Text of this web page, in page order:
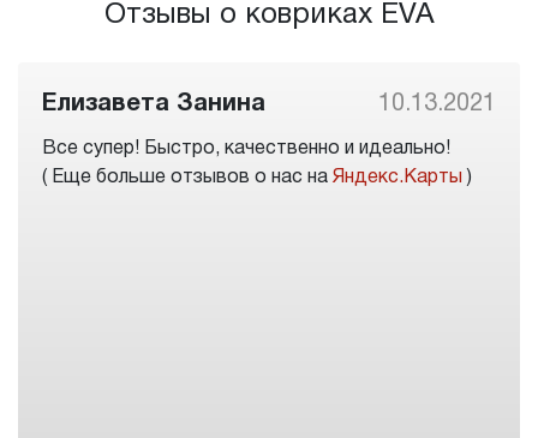
Отзывы о ковриках EVA
Елизавета Занина 10.13.2021
Все супер! Быстро, качественно и идеально!
( Еще больше отзывов о нас на Яндекс.Карты )